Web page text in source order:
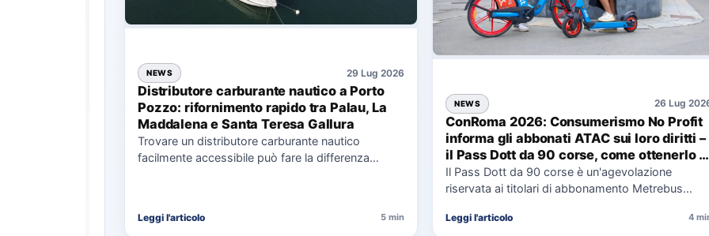
NEWS 29 Lug 2026
Distributore carburante nautico a Porto
Pozzo: rifornimento rapido tra Palau, La
Maddalena e Santa Teresa Gallura
Trovare un distributore carburante nautico
facilmente accessibile può fare la differenza
Leggi l'articolo 5 min
NEWS 26 Lug
ConRoma 2026: Consumerismo No Profit
informa gli abbonati ATAC sui loro diritti –
il Pass Dott da 90 corse, come ottenerlo e
cosa spetta in caso di disservizi
Il Pass Dott da 90 corse è un'agevolazione
riservata ai titolari di abbonamento Metrebus
Leggi l'articolo 4